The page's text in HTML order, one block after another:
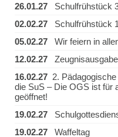
26.01.27 Schulfrühstück
02.02.27 Schulfrühstück
05.02.27 Wir feiern in
12.02.27
16.02.27 2.
die SuS – Die OGS ist für
geöffnet!
19.02.27
19.02.27 Waffeltag